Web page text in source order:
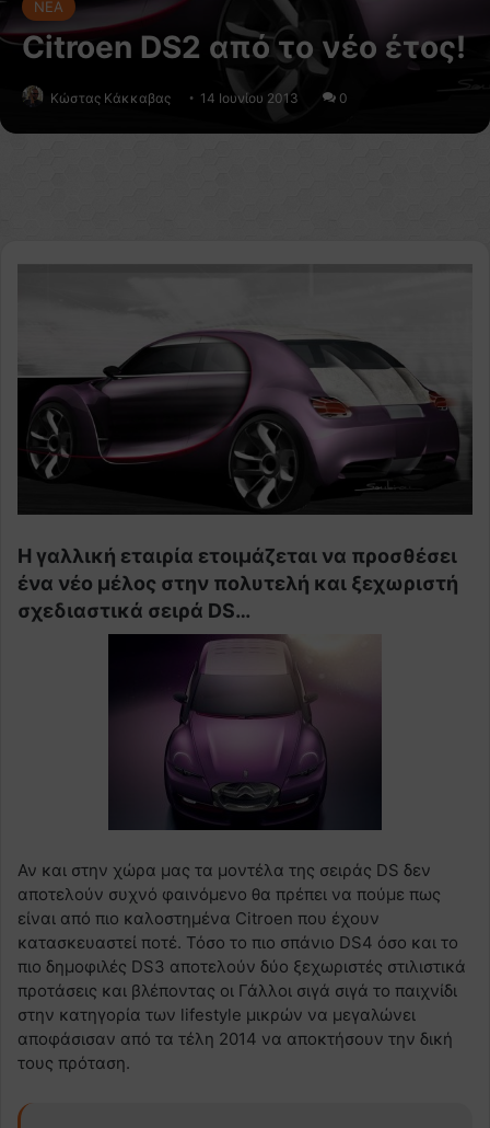
NEA
Citroen DS2 από το νέο έτος!
Κώστας Κάκκαβας 14 Ιουνίου 2013 0
Η γαλλική εταιρία ετοιμάζεται να προσθέσει
ένα νέο μέλος στην πολυτελή και ξεχωριστή
σχεδιαστικά σειρά DS…
Αν και στην χώρα μας τα μοντέλα της σειράς DS δεν
αποτελούν συχνό φαινόμενο θα πρέπει να πούμε πως
είναι από πιο καλοστημένα Citroen που έχουν
κατασκευαστεί ποτέ. Τόσο το πιο σπάνιο DS4 όσο και το
πιο δημοφιλές DS3 αποτελούν δύο ξεχωριστές στιλιστικά
προτάσεις και βλέποντας οι Γάλλοι σιγά σιγά το παιχνίδι
στην κατηγορία των lifestyle μικρών να μεγαλώνει
αποφάσισαν από τα τέλη 2014 να αποκτήσουν την δική
τους πρόταση.